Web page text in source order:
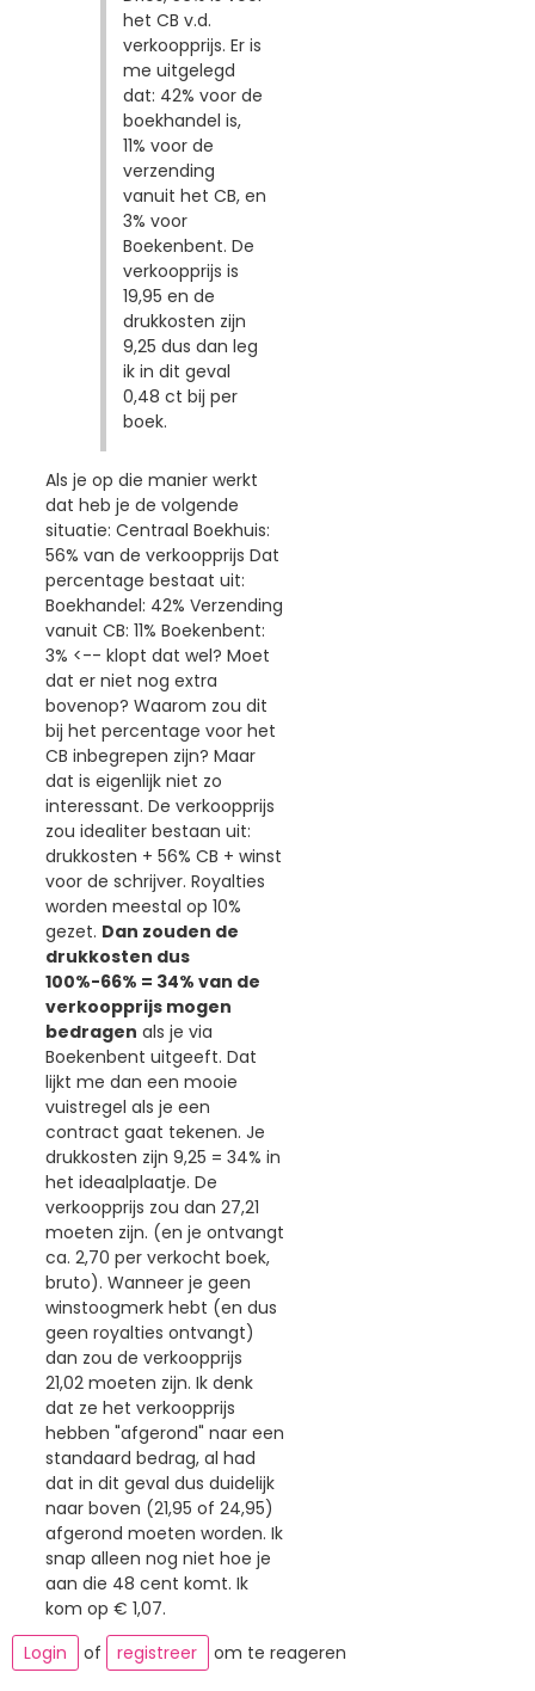
het CB v.d.
verkoopprijs. Er is
me uitgelegd
dat: 42% voor de
boekhandel is,
11% voor de
verzending
vanuit het CB, en
3% voor
Boekenbent. De
verkoopprijs is
19,95 en de
drukkosten zijn
9,25 dus dan leg
ik in dit geval
0,48 ct bij per
boek.
Als je op die manier werkt
dat heb je de volgende
situatie: Centraal Boekhuis:
56% van de verkoopprijs Dat
percentage bestaat uit:
Boekhandel: 42% Verzending
vanuit CB: 11% Boekenbent:
3% <-- klopt dat wel? Moet
dat er niet nog extra
bovenop? Waarom zou dit
bij het percentage voor het
CB inbegrepen zijn? Maar
dat is eigenlijk niet zo
interessant. De verkoopprijs
zou idealiter bestaan uit:
drukkosten + 56% CB + winst
voor de schrijver. Royalties
worden meestal op 10%
gezet. Dan zouden de
drukkosten dus
100%-66% = 34% van de
verkoopprijs mogen
bedragen als je via
Boekenbent uitgeeft. Dat
lijkt me dan een mooie
vuistregel als je een
contract gaat tekenen. Je
drukkosten zijn 9,25 = 34% in
het ideaalplaatje. De
verkoopprijs zou dan 27,21
moeten zijn. (en je ontvangt
ca. 2,70 per verkocht boek,
bruto). Wanneer je geen
winstoogmerk hebt (en dus
geen royalties ontvangt)
dan zou de verkoopprijs
21,02 moeten zijn. Ik denk
dat ze het verkoopprijs
hebben "afgerond" naar een
standaard bedrag, al had
dat in dit geval dus duidelijk
naar boven (21,95 of 24,95)
afgerond moeten worden. Ik
snap alleen nog niet hoe je
aan die 48 cent komt. Ik
kom op € 1,07.
Login
of registreer om te reageren